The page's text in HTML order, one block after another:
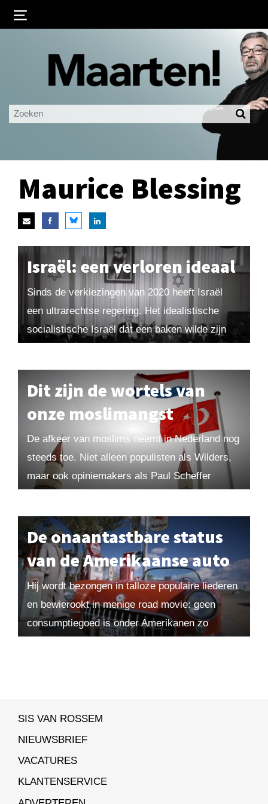
Ingelogd blijven
LOGIN
Maurice Blessing
Israël: een verloren ideaal
Sinds de verkiezingen van 2020 heeft Israël
een ultrarechtse regering. Het idealistische
socialistische Israël dat een baken wilde zijn
Dit zijn de wortels van
onze moslimangst
De afkeer van moslims neemt in Nederland nog
steeds toe. Niet alleen populisten als Wilders,
maar ook opiniemakers als Paul Scheffer
De onaantastbare status
van de Amerikaanse auto
Hij wordt bezongen in talloze populaire liederen
en bewierookt in menige road movie: geen
consumptiegoed is onder Amerikanen zo
SIS VAN ROSSEM
NIEUWSBRIEF
VACATURES
KLANTENSERVICE